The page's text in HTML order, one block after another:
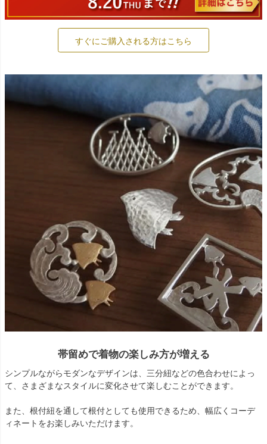
すぐにご購入される方はこちら
帯留めで着物の楽しみ方が増える
シンプルながらモダンなデザインは、三分紐などの色合わせによっ
て、さまざまなスタイルに変化させて楽しむことができます。
また、根付紐を通して根付としても使用できるため、幅広くコーデ
ィネートをお楽しみいただけます。